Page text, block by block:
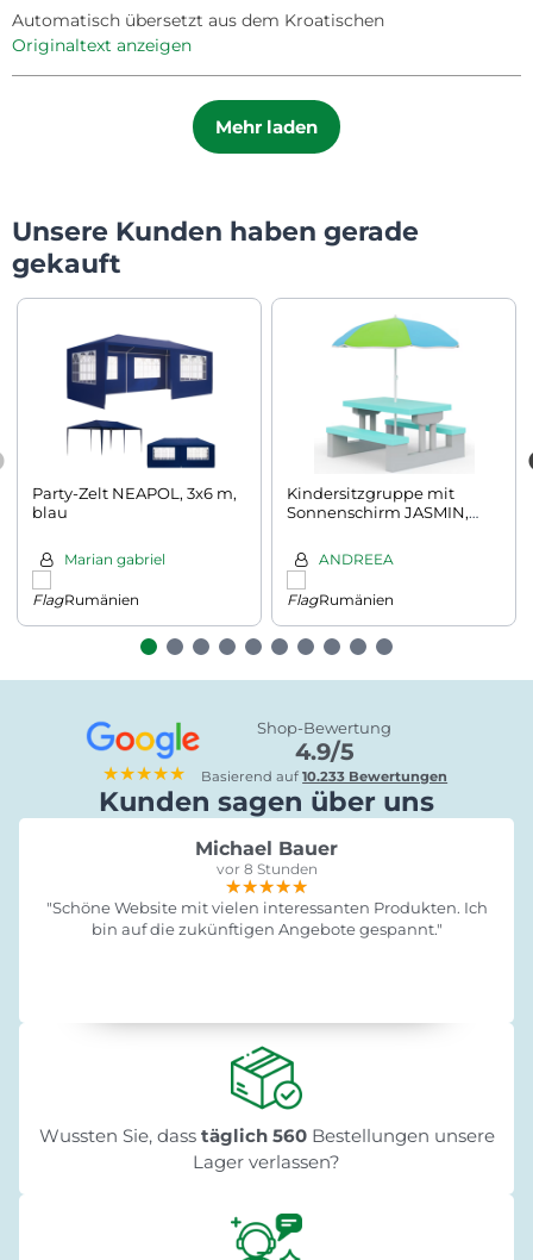
Automatisch übersetzt aus dem Kroatischen
Originaltext anzeigen
Mehr laden
Unsere Kunden haben gerade
gekauft
Party-Zelt NEAPOL, 3x6 m,
blau
Marian gabriel
Rumänien
Kindersitzgruppe mit
Sonnenschirm JASMIN,
ANDREEA
Rumänien
★★★★★
Shop-Bewertung
4.9/5
Basierend auf10.233 Bewertungen
Kunden sagen über uns
Michael Bauer
vor 8 Stunden
★★★★★
★★★★★
★★★★★
"Schöne Website mit vielen interessanten Produkten. Ich
bin auf die zukünftigen Angebote gespannt."
Wussten Sie, dass täglich 560Bestellungen unsere
Lager verlassen?